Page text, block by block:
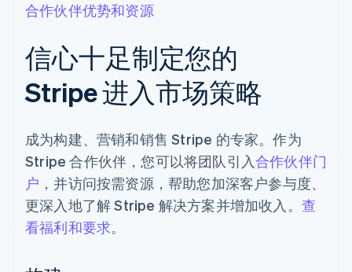
合作伙伴优势和资源
信心十足制定您的
Stripe 进入市场策略
成为构建、营销和销售 Stripe 的专家。作为
Stripe 合作伙伴，您可以将团队引入合作伙伴门
户 ，并访问按需资源，帮助您加深客户参与度、
更深入地了解 Stripe 解决方案并增加收入。 查
看福利和要求。